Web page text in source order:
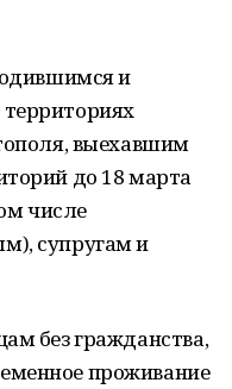
и
выехавшим
до 18 марта
числе
супругам и
без гражданства,
проживание